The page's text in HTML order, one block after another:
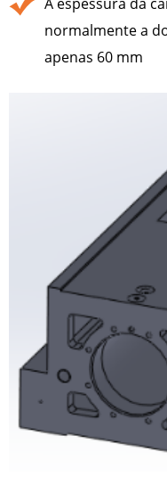
normalmente a
apenas 60 mm